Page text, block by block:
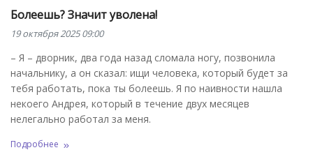
Болеешь? Значит уволена!
19 октября 2025 09:00
– Я – дворник, два года назад сломала ногу, позвонила
начальнику, а он сказал: ищи человека, который будет за
тебя работать, пока ты болеешь. Я по наивности нашла
некоего Андрея, который в течение двух месяцев
нелегально работал за меня.
Подробнее